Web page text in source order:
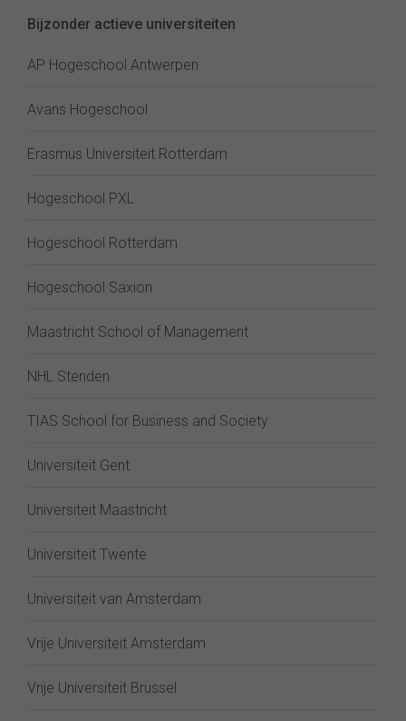
Bijzonder actieve universiteiten
AP Hogeschool Antwerpen
Avans Hogeschool
Erasmus Universiteit Rotterdam
Hogeschool PXL
Hogeschool Rotterdam
Hogeschool Saxion
Maastricht School of Management
NHL Stenden
TIAS School for Business and Society
Universiteit Gent
Universiteit Maastricht
Universiteit Twente
Universiteit van Amsterdam
Vrije Universiteit Amsterdam
Vrije Universiteit Brussel